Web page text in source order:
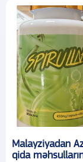
Malayziyadan
qida